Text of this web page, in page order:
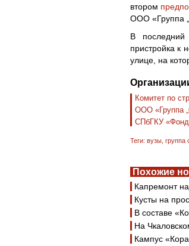
втором
ООО «Группа
В
пристройка к
улице, на
Комитет по
ООО «Группа
СПбГКУ «Фонд
Теги: вузы группа
Похожие
Капремонт
Кусты на
В составе
На
Кампус